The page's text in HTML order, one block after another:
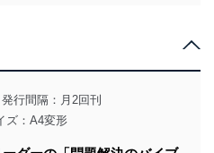
。また、当社の管理の仕組み
の規範を常に適合させま
発行間隔：月2回刊
ズ：A4変形